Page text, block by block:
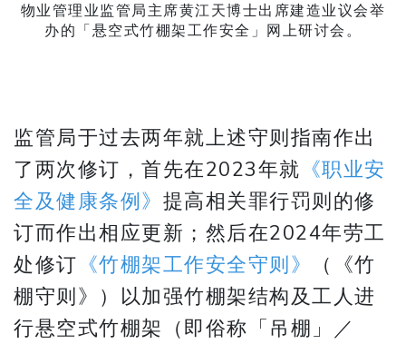
物业管理业监管局主席黄江天博士出席建造业议会举
办的「悬空式竹棚架工作安全」网上研讨会。
监管局于过去两年就上述守则指南作出
了两次修订，首先在2023年就 《职业安
全及健康条例》 提高相关罪行罚则的修
订而作出相应更新；然后在2024年劳工
处修订 《竹棚架工作安全守则》
（《竹
棚守则》）以加强竹棚架结构及工人进
行悬空式竹棚架（即俗称「吊棚」／